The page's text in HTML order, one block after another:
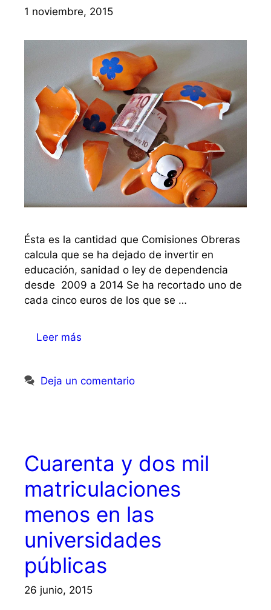
1 noviembre, 2015
Ésta es la cantidad que Comisiones Obreras
calcula que se ha dejado de invertir en
educación, sanidad o ley de dependencia
desde 2009 a 2014 Se ha recortado uno de
cada cinco euros de los que se …
Leer más
Deja un comentario
Cuarenta y dos mil
matriculaciones
menos en las
universidades
públicas
26 junio, 2015